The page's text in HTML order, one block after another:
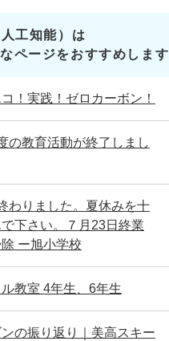
工知能）は
ページをおすすめします
！実践！ゼロカーボン！
の教育活動が終了しまし
わりました。夏休みを十
下さい。７月23日終業
ー旭小学校
教室 4年生、6年生
の振り返り｜美高スキー